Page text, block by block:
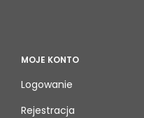
MOJE KONTO
Logowanie
Rejestracja